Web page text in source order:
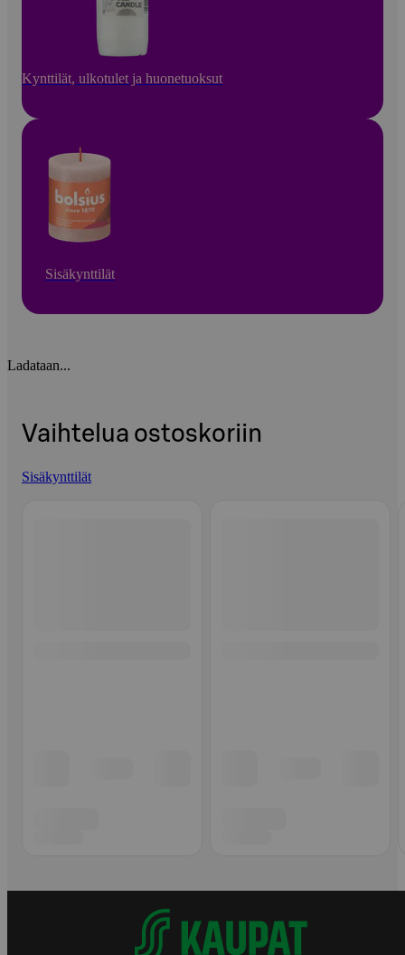
Kynttilät, ulkotulet ja huonetuoksut
Sisäkynttilät
Ladataan...
Vaihtelua ostoskoriin
Sisäkynttilät